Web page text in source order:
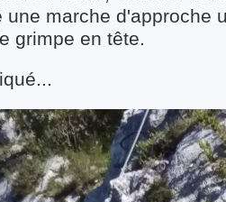
une marche d'approche
grimpe en tête.